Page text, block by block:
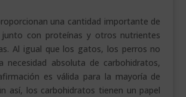
una cantidad importante de
junto con proteínas y otros nutrientes
Al igual que los gatos, los perros no
necesidad absoluta de carbohidratos,
es válida para la mayoría de
así, los carbohidratos tienen un papel